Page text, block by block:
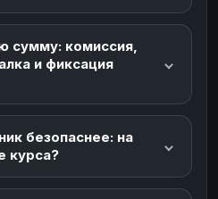
сумму: комиссия,
и фиксация
безопаснее: на
курса?